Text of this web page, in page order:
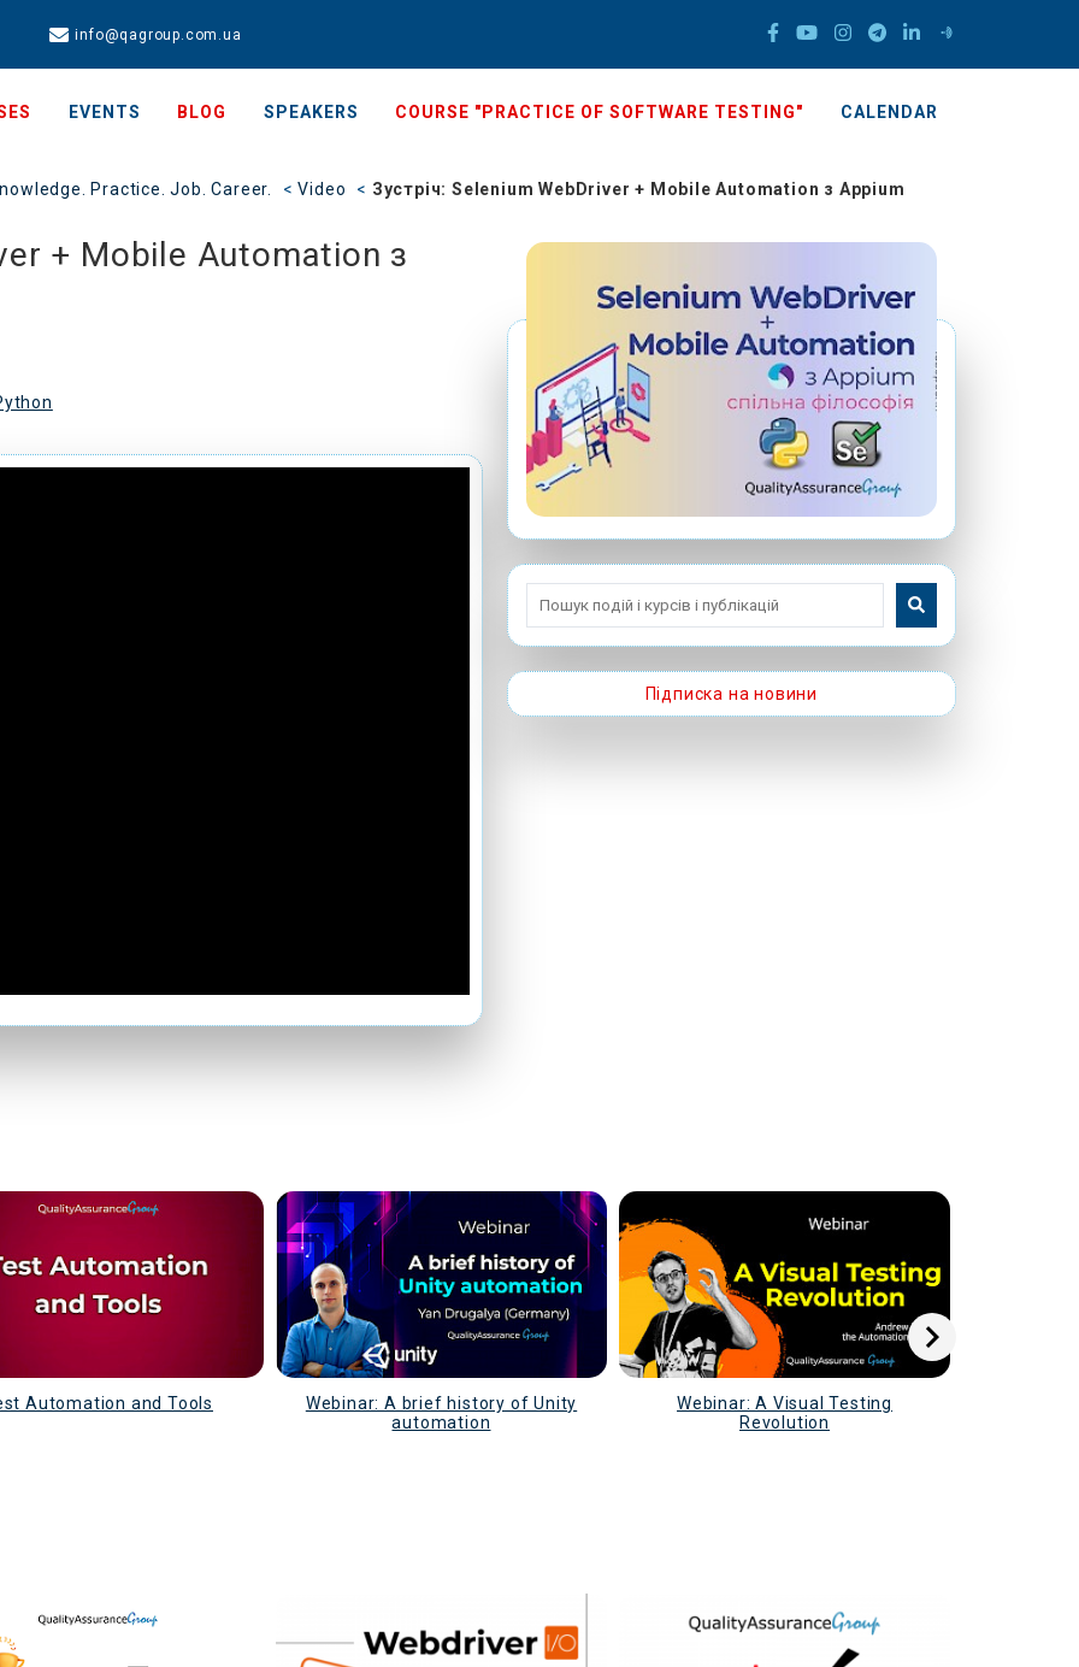
info@qagroup.com.ua
EVENTS BLOG SPEAKERS COURSE "PRACTICE OF SOFTWARE TESTING" CALENDAR
Practice. Job. Career. Video Зустріч: Selenium WebDriver + Mobile Automation з Appium
+ Mobile Automation з
Підписка на новини
Automation and Tools
Webinar: A brief history of Unity
automation
Webinar: A Visual Testing
Revolution